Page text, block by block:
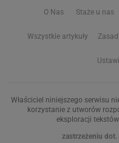
O Nas Staże u nas
Wszystkie artykuły
Właściciel niniejszego serwisu
korzystanie z utworów
eksploracji
zastrzeżeniu